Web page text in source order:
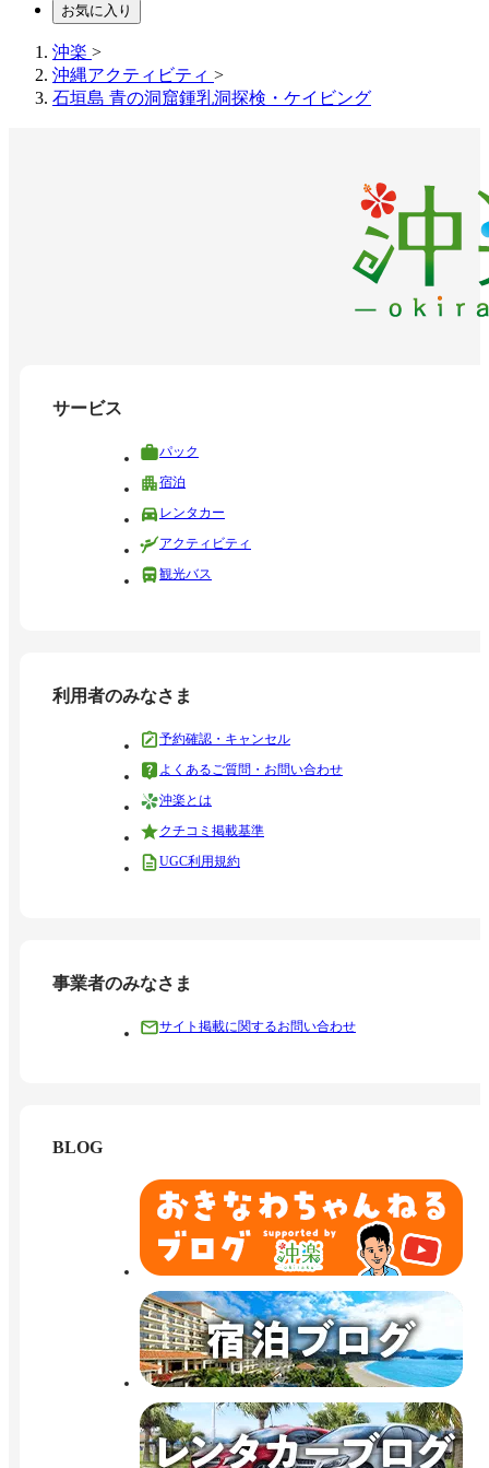
お気に入り
沖楽 >
沖縄アクティビティ >
石垣島 青の洞窟鍾乳洞探検・ケイビング
サービス
パック
宿泊
レンタカー
アクティビティ
観光バス
利用者のみなさま
予約確認・キャンセル
よくあるご質問・お問い合わせ
沖楽とは
クチコミ掲載基準
UGC利用規約
事業者のみなさま
サイト掲載に関するお問い合わせ
BLOG